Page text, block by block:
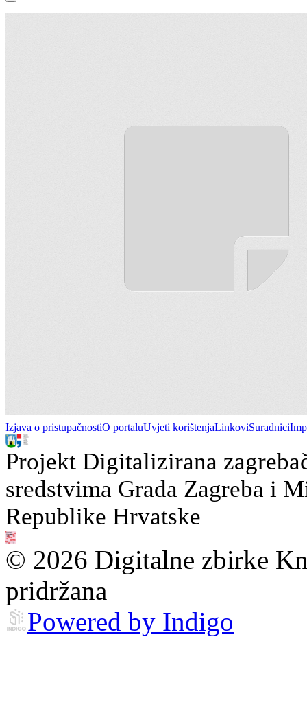
Izjava o pristupačnostiO portaluUvjeti korištenjaLinkoviSuradnici
Projekt Digitalizirana
sredstvima Grada Zagreba i
Republike Hrvatske
© 2026 Digitalne zbirke
pridržana
Powered by Indigo